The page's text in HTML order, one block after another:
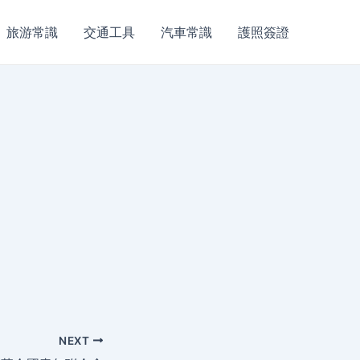
旅游常識 交通工具 汽車常識 護照簽證
NEXT